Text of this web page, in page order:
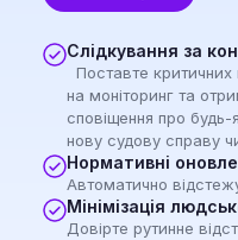
Слідкування за
Поставте критичних
на моніторинг та
сповіщення про будь-
нову судову справу
Нормативні
Автоматично
Мінімізація
Довірте рутинне